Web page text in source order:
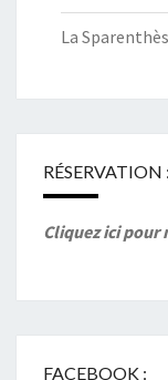
La
RÉSERVATION :
Cliquez ici pour
FACEBOOK :